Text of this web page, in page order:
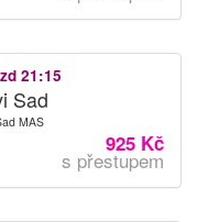
21:15
Sad
MAS
925 Kč
s přestupem